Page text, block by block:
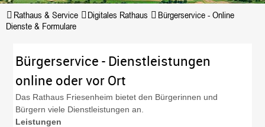
Rathaus & Service Digitales Rathaus
Bürgerservice - Online
Dienste & Formulare
Bürgerservice - Dienstleistungen
online oder vor Ort
Das Rathaus Friesenheim bietet den Bürgerinnen und
Bürgern viele Dienstleistungen an.
Leistungen